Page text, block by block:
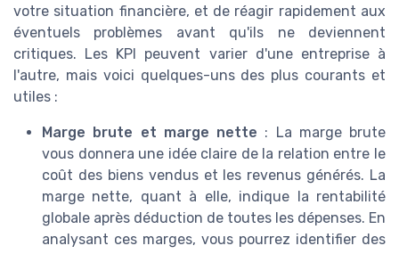
votre situation financière, et de réagir rapidement aux
éventuels problèmes avant qu'ils ne deviennent
critiques. Les KPI peuvent varier d'une entreprise à
l'autre, mais voici quelques-uns des plus courants et
utiles :
Marge brute et marge nette : La marge brute
vous donnera une idée claire de la relation entre le
coût des biens vendus et les revenus générés. La
marge nette, quant à elle, indique la rentabilité
globale après déduction de toutes les dépenses. En
analysant ces marges, vous pourrez identifier des